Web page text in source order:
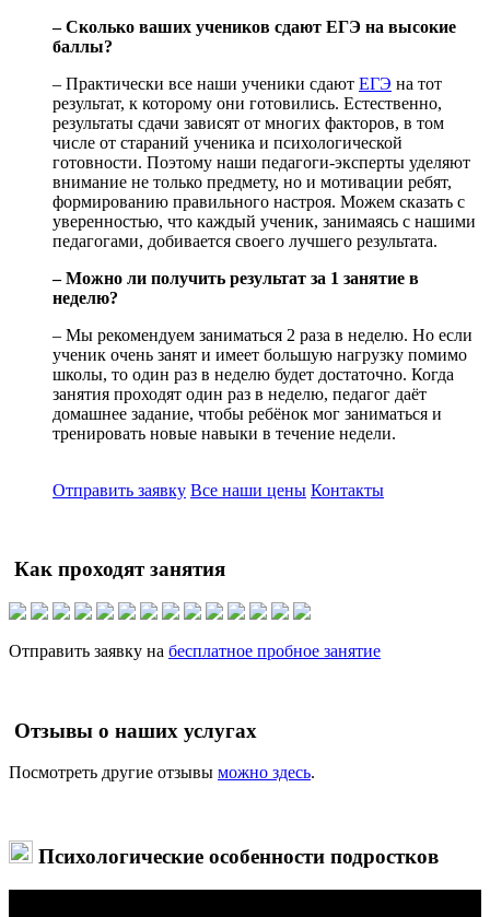
– Сколько ваших учеников сдают ЕГЭ на высокие
баллы?
– Практически все наши ученики сдают ЕГЭ на тот
результат, к которому они готовились. Естественно,
результаты сдачи зависят от многих факторов, в том
числе от стараний ученика и психологической
готовности. Поэтому наши педагоги-эксперты уделяют
внимание не только предмету, но и мотивации ребят,
формированию правильного настроя. Можем сказать с
уверенностью, что каждый ученик, занимаясь с нашими
педагогами, добивается своего лучшего результата.
– Можно ли получить результат за 1 занятие в
неделю?
– Мы рекомендуем заниматься 2 раза в неделю. Но если
ученик очень занят и имеет большую нагрузку помимо
школы, то один раз в неделю будет достаточно. Когда
занятия проходят один раз в неделю, педагог даёт
домашнее задание, чтобы ребёнок мог заниматься и
тренировать новые навыки в течение недели.
Отправить заявку Все наши цены Контакты
Как проходят занятия
Отправить заявку на бесплатное пробное занятие
Отзывы о наших услугах
Посмотреть другие отзывы можно здесь.
Психологические особенности подростков